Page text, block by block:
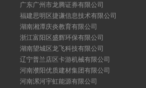
广东广州市龙腾证券有限公司
福建思明区捷谦信息技术有限公司
湖南湘潭庆炎教育有限公司
浙江富阳区盛辉环保有限公司
湖南望城区龙飞科技有限公司
辽宁普兰店区卡游机械有限公司
河南濮阳优质建材集团有限公司
河南漯河宇虹能源有限公司